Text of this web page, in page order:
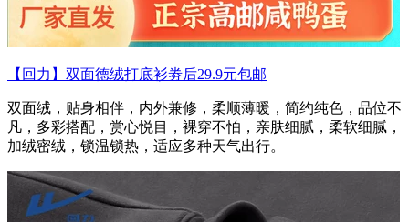
【回力】双面德绒打底衫劵后29.9元包邮
双面绒，贴身相伴，内外兼修，柔顺薄暖，简约纯色，品位不
凡，多彩搭配，赏心悦目，裸穿不怕，亲肤细腻，柔软细腻，
加绒密绒，锁温锁热，适应多种天气出行。